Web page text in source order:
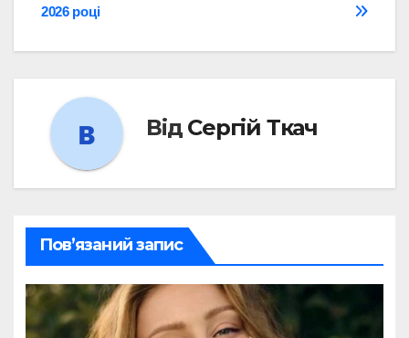
2026 році
Від Сергій Ткач
Пов’язаний запис